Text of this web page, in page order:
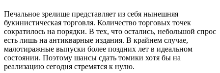
Печальное зрелище представляет из себя нынешняя
букинистическая торговля. Количество торговых точек
сократилось на порядки. В тех, что остались, небольшой спрос
есть лишь на антикварные издания. В крайнем случае,
малотиражные выпуски более поздних лет в идеальном
состоянии. Поэтому шансы сдать томики хотя бы на
реализацию сегодня стремятся к нулю.